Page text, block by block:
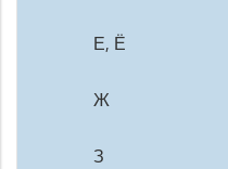
Е, Ё
Ж
З